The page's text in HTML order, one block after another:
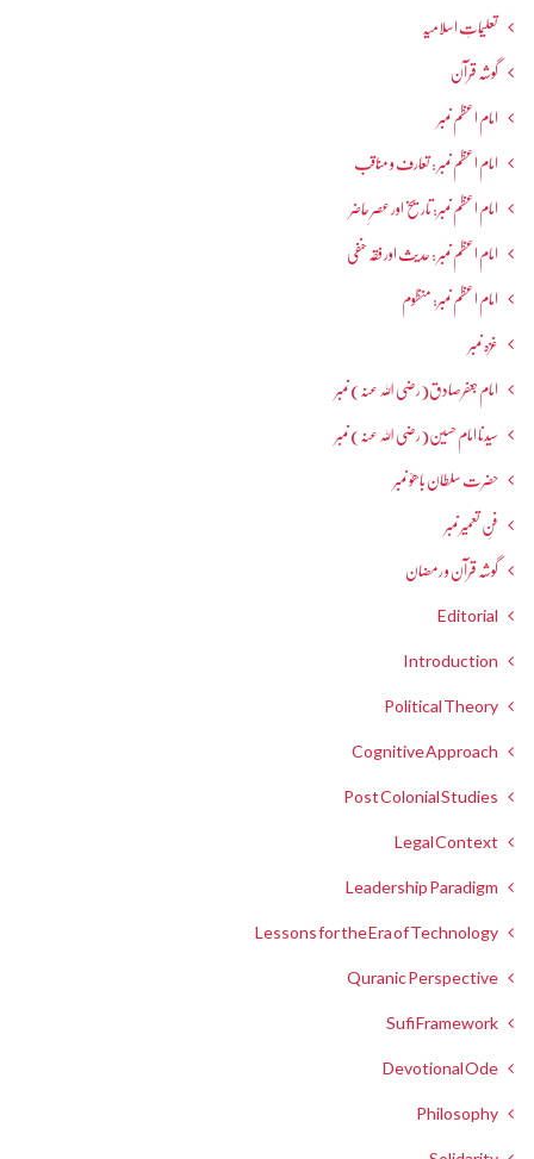
تعلیماتِ اسلامیہ
گوشہ قرآن
امام اعظم نمبر
امام اعظم نمبر : تعارف و مناقب
امام اعظم نمبر: تاریخ اور عصرِ حاضر
امام اعظم نمبر : حدیث اور فقہ حنفی
امام اعظم نمبر: منظوم
غزہ نمبر
امام جعفرصادق(رضی اللہ عنہ) نمبر
سیدنا امام حسین(رضی اللہ عنہ) نمبر
حضرت سلطان باھوؒ نمبر
فنِ تعمیر نمبر
گوشہ قرآن و رمضان
Editorial
Introduction
Political Theory
Cognitive Approach
Post Colonial Studies
Legal Context
Leadership Paradigm
Lessons for the Era of Technology
Quranic Perspective
Sufi Framework
Devotional Ode
Philosophy